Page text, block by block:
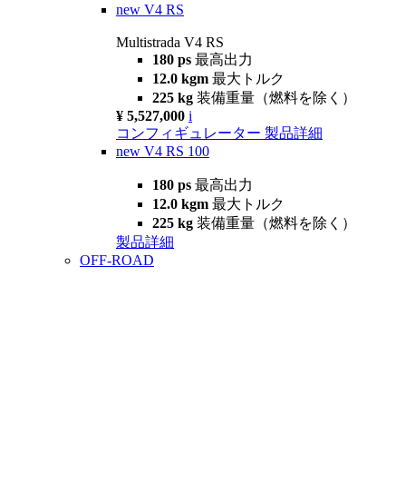
new V4 RS
Multistrada V4 RS
180 ps 最高出力
12.0 kgm 最大トルク
225 kg 装備重量（燃料を除く）
¥ 5,527,000 i
コンフィギュレーター 製品詳細
new V4 RS 100
180 ps 最高出力
12.0 kgm 最大トルク
225 kg 装備重量（燃料を除く）
製品詳細
OFF-ROAD